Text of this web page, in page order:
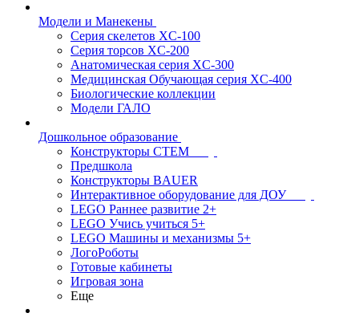
Модели и Манекены
Серия скелетов XC-100
Серия торсов XC-200
Анатомическая серия XC-300
Медицинская Обучающая серия XC-400
Биологические коллекции
Модели ГАЛО
Дошкольное образование
Конструкторы СТЕМ
Предшкола
Конструкторы BAUER
Интерактивное оборудование для ДОУ
LEGO Раннее развитие 2+
LEGO Учись учиться 5+
LEGO Машины и механизмы 5+
ЛогоРоботы
Готовые кабинеты
Игровая зона
Еще